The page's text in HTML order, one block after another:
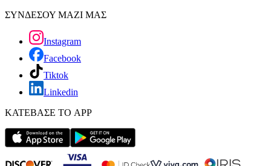
ΣΥΝΔΕΣΟΥ ΜΑΖΙ ΜΑΣ
Instagram
Facebook
Tiktok
Linkedin
ΚΑΤΕΒΑΣΕ ΤΟ APP